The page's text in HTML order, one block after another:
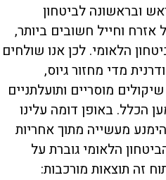
ובראשונה לביטחון
וחייל חשובים ביותר,
הלאומי. לכן אנו שולחים
מדי מחזור גיוס,
מוסריים ותועלתניים
הכלל. באופן דומה עלינו
מעשייה מתוך אחריות
הלאומי גוברת על
זה תוצאות מורכבות: